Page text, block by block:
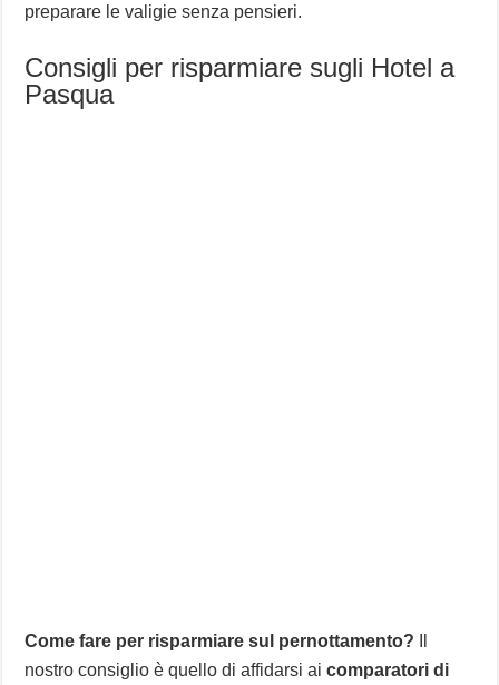
preparare le valigie senza pensieri.
Consigli per risparmiare sugli Hotel a
Pasqua
Come fare per risparmiare sul pernottamento?
nostro consiglio è quello di affidarsi aicomparatori di